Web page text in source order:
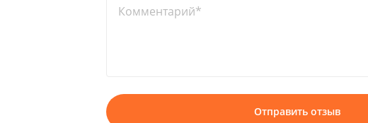
Комментарий*
Отправить отзыв